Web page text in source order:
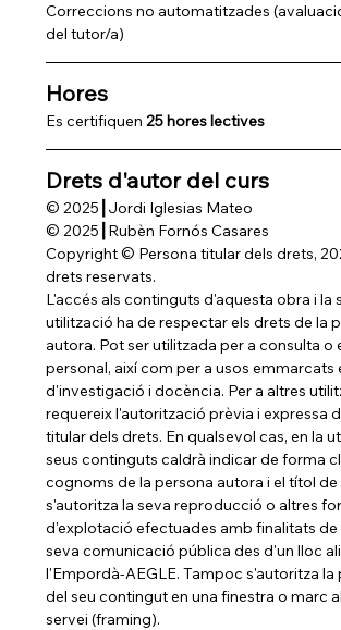
Correccions no automatitzades
del tutor/a)
Hores
Es certifiquen 25 hores lectives
Drets d'autor del curs
© 2025┃Jordi Iglesias Mateo
© 2025┃Rubèn Fornós Casares
Copyright © Persona titular dels drets,
drets reservats.
L'accés als continguts d'aquesta obra i la
utilització ha de respectar els drets de la
autora. Pot ser utilitzada per a consulta o
personal, així com per a usos emmarcats
d'investigació i docència. Per a altres
requereix l'autorització prèvia i expressa
titular dels drets. En qualsevol cas, en la
seus continguts caldrà indicar de forma
cognoms de la persona autora i el títol de
s'autoritza la seva reproducció o altres
d'explotació efectuades amb finalitats de
seva comunicació pública des d'un lloc
l'Empordà-AEGLE. Tampoc s'autoritza la
del seu contingut en una finestra o marc
servei (framing).